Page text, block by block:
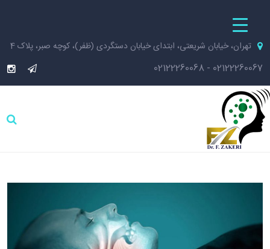
تهران، خیابان شریعتی، ابتدای خیابان دستگردی (ظفر)، کوچه صبر، پلاک 4
02122260067
-
02122260068